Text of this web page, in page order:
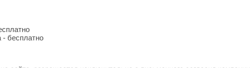
- бесплатно